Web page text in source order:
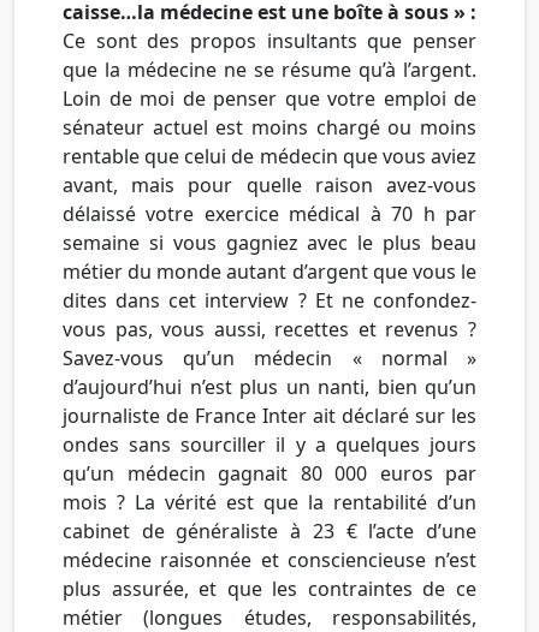
caisse…la médecine est une boîte à sous » :
Ce sont des propos insultants que penser
que la médecine ne se résume qu’à l’argent.
Loin de moi de penser que votre emploi de
sénateur actuel est moins chargé ou moins
rentable que celui de médecin que vous aviez
avant, mais pour quelle raison avez-vous
délaissé votre exercice médical à 70 h par
semaine si vous gagniez avec le plus beau
métier du monde autant d’argent que vous le
dites dans cet interview ? Et ne confondez-
vous pas, vous aussi, recettes et revenus ?
Savez-vous qu’un médecin « normal »
d’aujourd’hui n’est plus un nanti, bien qu’un
journaliste de France Inter ait déclaré sur les
ondes sans sourciller il y a quelques jours
qu’un médecin gagnait 80 000 euros par
mois ? La vérité est que la rentabilité d’un
cabinet de généraliste à 23 € l’acte d’une
médecine raisonnée et consciencieuse n’est
plus assurée, et que les contraintes de ce
métier (longues études, responsabilités,